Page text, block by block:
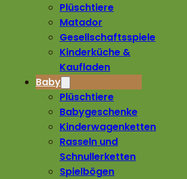
Plüschtiere
Matador
Gesellschaftsspiele
Kinderküche &
Kaufladen
Baby
Plüschtiere
Babygeschenke
Kinderwagenketten
Rasseln und
Schnullerketten
Spielbögen